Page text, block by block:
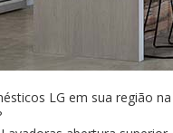
LG em sua região na